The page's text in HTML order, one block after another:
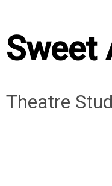
Theatre